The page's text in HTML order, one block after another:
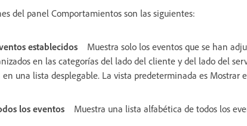
del panel Comportamientos son las siguientes:
establecidos
Muestra solo los eventos que se han
en las categorías del lado del cliente y del lado del
una lista desplegable. La vista predeterminada es Mostrar
los eventos Muestra una lista alfabética de todos los